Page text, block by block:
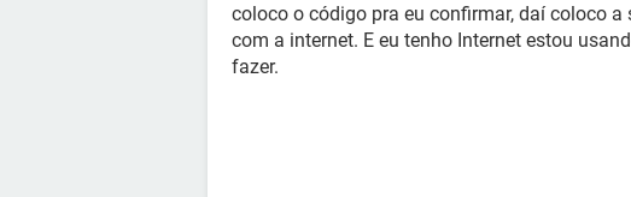
coloco o código pra eu confirmar, daí coloco
com a internet. E eu tenho Internet estou
fazer.